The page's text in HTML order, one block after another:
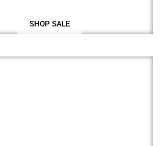
SHOP SALE